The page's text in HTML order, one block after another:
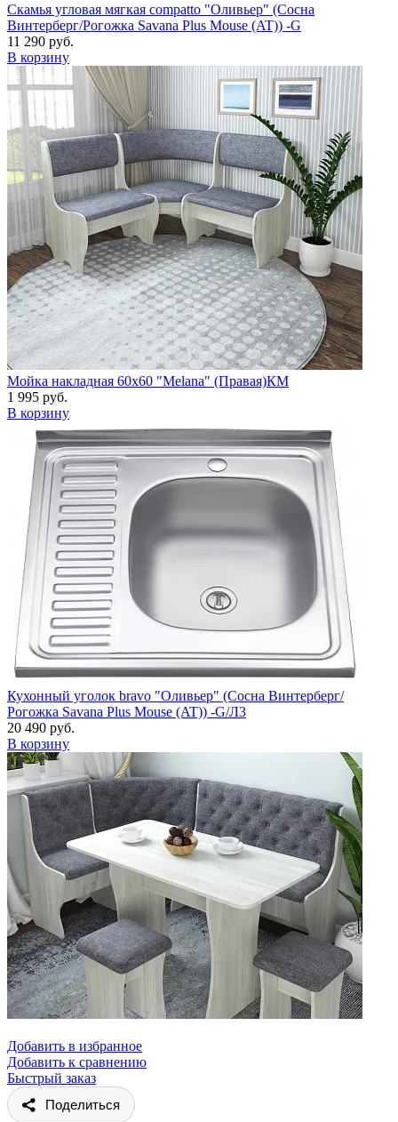
Скамья угловая мягкая compatto "Оливьер" (Сосна
Винтерберг/Рогожка Savana Plus Mouse (AT)) -G
11 290 руб.
В корзину
Мойка накладная 60х60 "Melana" (Правая)КМ
1 995 руб.
В корзину
Кухонный уголок bravo "Оливьер" (Сосна Винтерберг/
Рогожка Savana Plus Mouse (AT)) -G/Л3
20 490 руб.
В корзину
Добавить в избранное
Добавить к сравнению
Быстрый заказ
Поделиться